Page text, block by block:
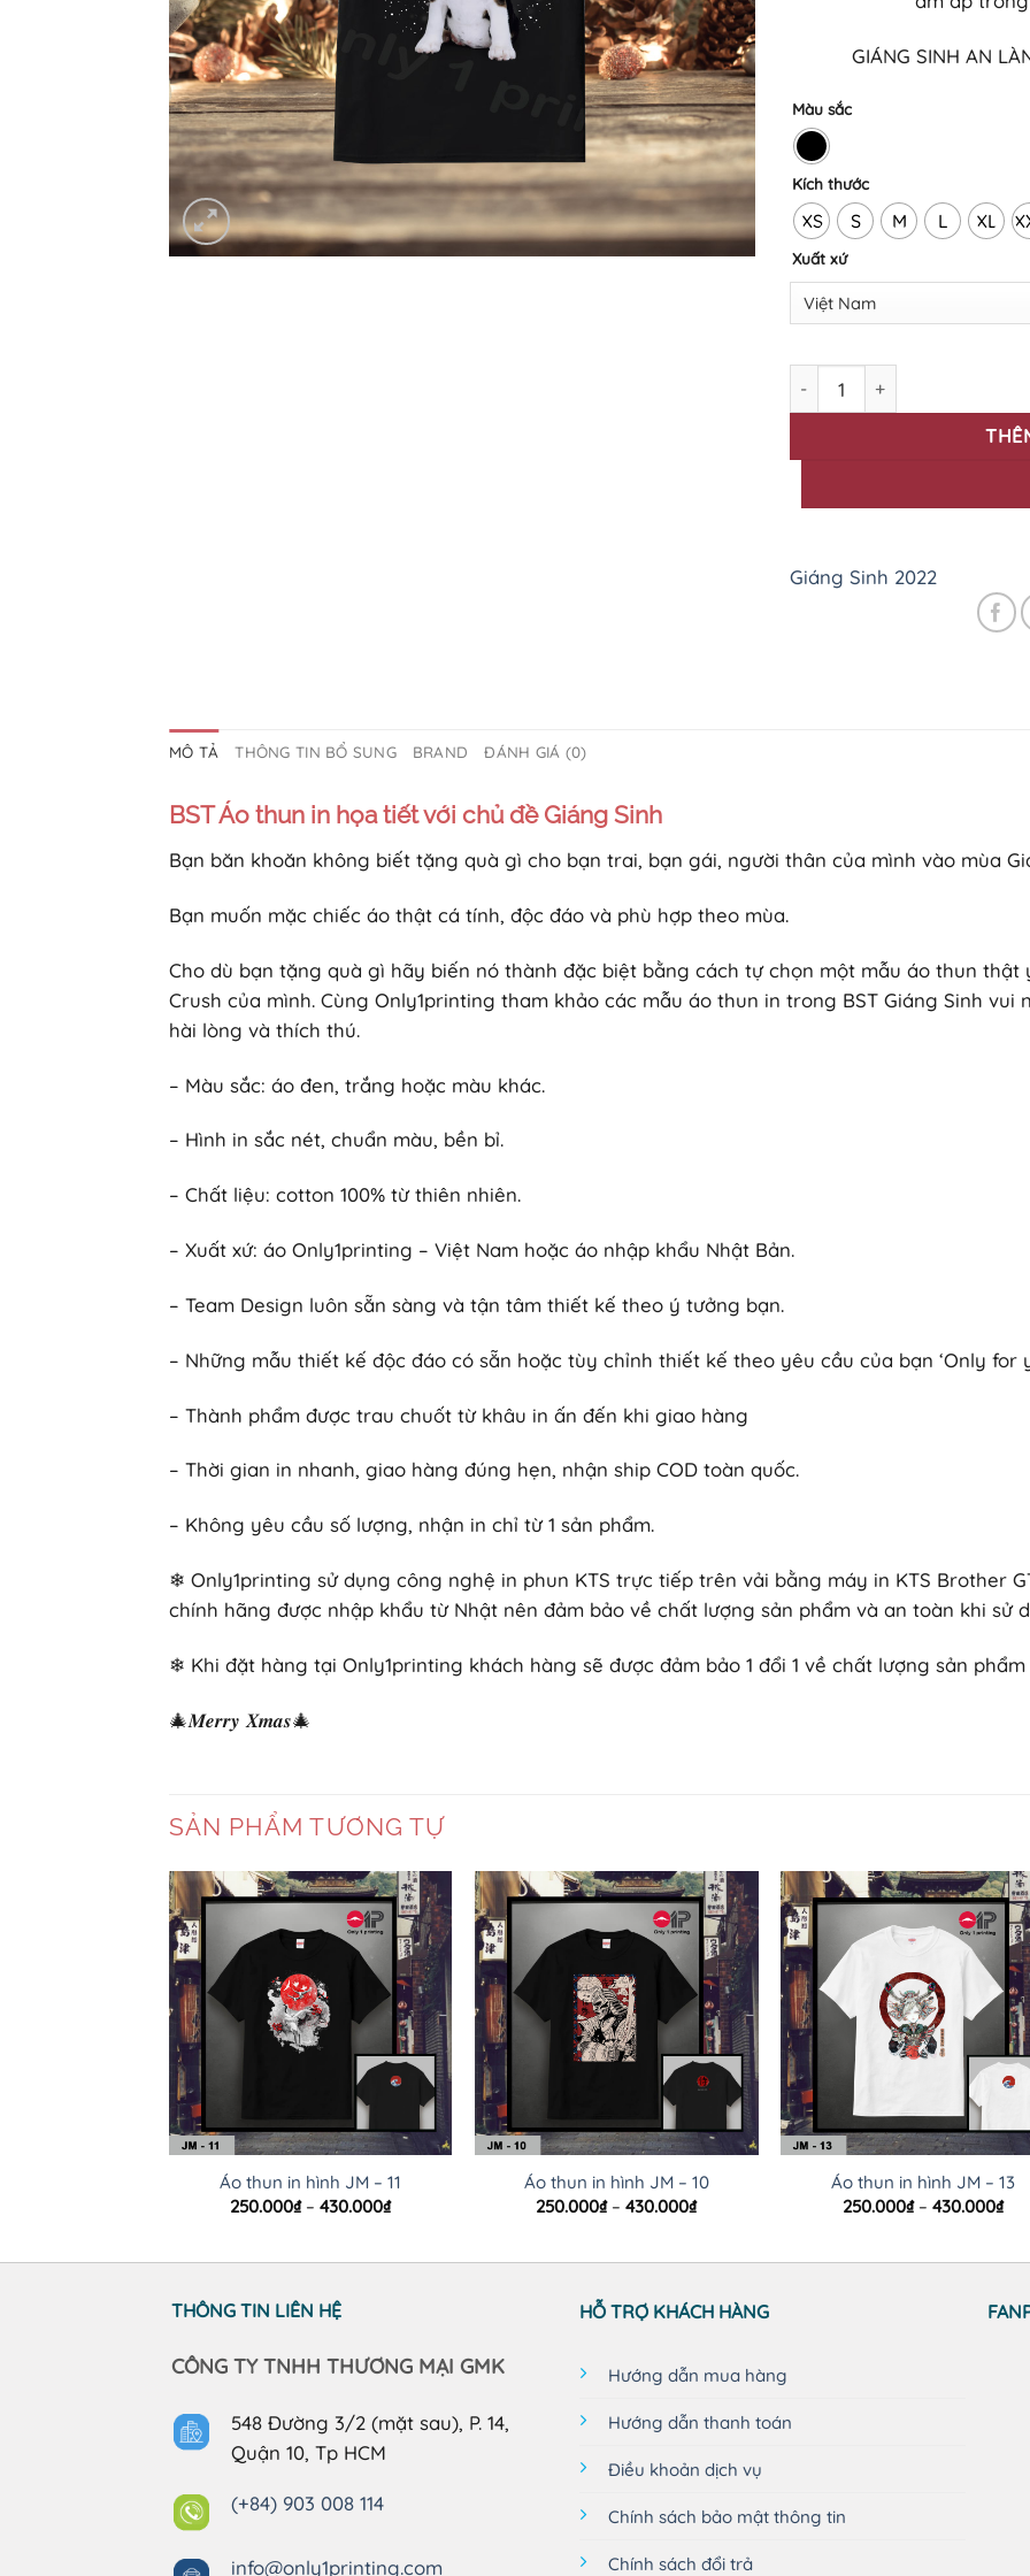
GIÁNG SINH AN
Màu sắc
Kích thước
XS S M L XL
Xuất xứ
Giáng Sinh 2022
MÔ TẢ THÔNG TIN BỔ SUNG BRAND ĐÁNH GIÁ (0)
BST Áo thun in họa tiết với chủ đề Giáng Sinh
Bạn băn khoăn không biết tặng quà gì cho bạn trai, bạn gái, người thân của mình vào mùa
Bạn muốn mặc chiếc áo thật cá tính, độc đáo và phù hợp theo mùa.
Cho dù bạn tặng quà gì hãy biến nó thành đặc biệt bằng cách tự chọn một mẫu áo thun
Crush của mình. Cùng Only1printing tham khảo các mẫu áo thun in trong BST Giáng Sinh
hài lòng và thích thú.
– Màu sắc: áo đen, trắng hoặc màu khác.
– Hình in sắc nét, chuẩn màu, bền bỉ.
– Chất liệu: cotton 100% từ thiên nhiên.
– Xuất xứ: áo Only1printing – Việt Nam hoặc áo nhập khẩu Nhật Bản.
– Team Design luôn sẵn sàng và tận tâm thiết kế theo ý tưởng bạn.
– Những mẫu thiết kế độc đáo có sẵn hoặc tùy chỉnh thiết kế theo yêu cầu của bạn ‘Only for
– Thành phẩm được trau chuốt từ khâu in ấn đến khi giao hàng
– Thời gian in nhanh, giao hàng đúng hẹn, nhận ship COD toàn quốc.
– Không yêu cầu số lượng, nhận in chỉ từ 1 sản phẩm.
❄ Only1printing sử dụng công nghệ in phun KTS trực tiếp trên vải bằng máy in KTS Brother
chính hãng được nhập khẩu từ Nhật nên đảm bảo về chất lượng sản phẩm và an toàn khi sử
❄ Khi đặt hàng tại Only1printing khách hàng sẽ được đảm bảo 1 đổi 1 về chất lượng sản
🎄𝑴𝒆𝒓𝒓𝒚 𝑿𝒎𝒂𝒔🎄
SẢN PHẨM TƯƠNG TỰ
Áo thun in hình JM – 11
250.000₫ – 430.000₫Khoảng
250.000₫
Áo thun in hình JM – 10
250.000₫ – 430.000₫Khoảng
250.000₫
Áo thun in hình JM – 13
250.000₫ – 430.000₫
THÔNG TIN LIÊN HỆ
CÔNG TY TNHH THƯƠNG MẠI GMK
548 Đường 3/2 (mặt sau), P. 14,
Quận 10, Tp HCM
(+84) 903 008 114
info@only1printing.com
HỖ TRỢ KHÁCH HÀNG
Hướng dẫn mua hàng
Hướng dẫn thanh toán
Điều khoản dịch vụ
Chính sách bảo mật thông tin
Chính sách đổi trả